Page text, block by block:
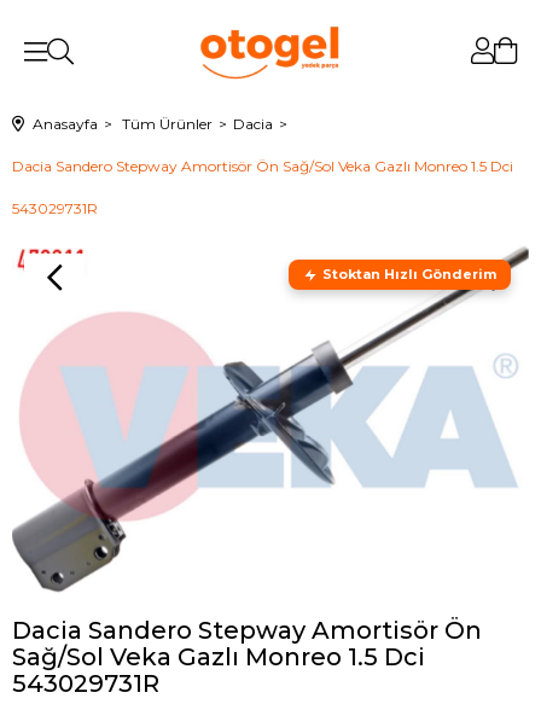
Anasayfa Tüm Ürünler Dacia
Dacia Sandero Stepway Amortisör Ön Sağ/Sol Veka Gazlı Monreo 1.5 Dci
543029731R
Stoktan Hızlı Gönderim
Dacia Sandero Stepway Amortisör Ön
Sağ/Sol Veka Gazlı Monreo 1.5 Dci
543029731R